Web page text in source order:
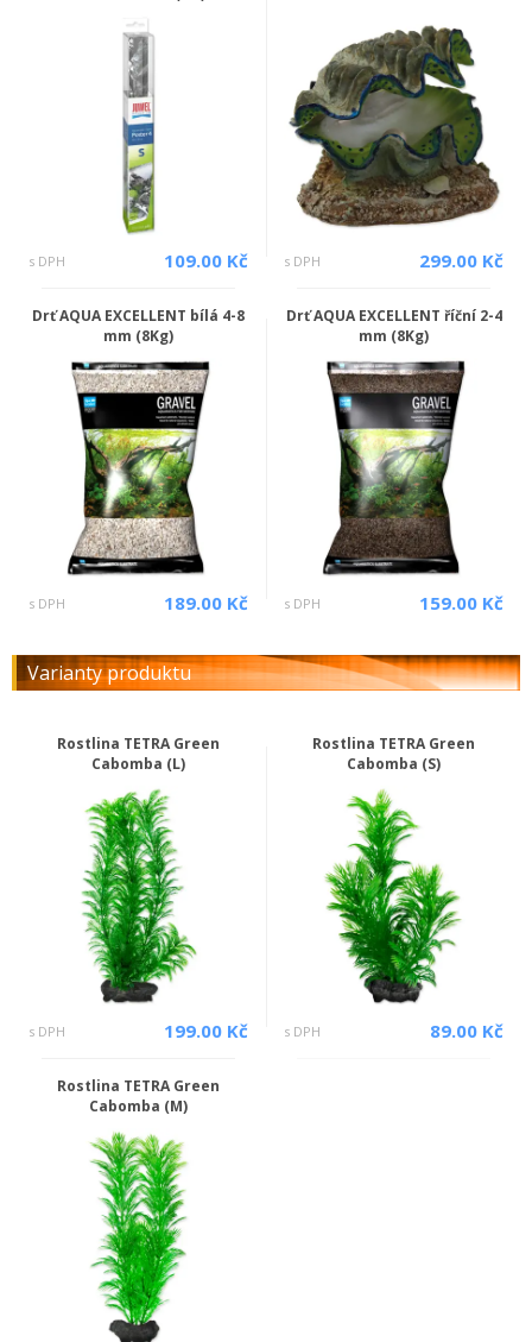
s DPH 109.00 Kč s DPH 299.00 Kč
Drť AQUA EXCELLENT bílá 4-8
mm (8Kg)
s DPH 189.00 Kč
Drť AQUA EXCELLENT říční 2-4
mm (8Kg)
s DPH 159.00 Kč
Varianty produktu
Rostlina TETRA Green
Cabomba (L)
s DPH 199.00 Kč
Rostlina TETRA Green
Cabomba (S)
s DPH 89.00 Kč
Rostlina TETRA Green
Cabomba (M)